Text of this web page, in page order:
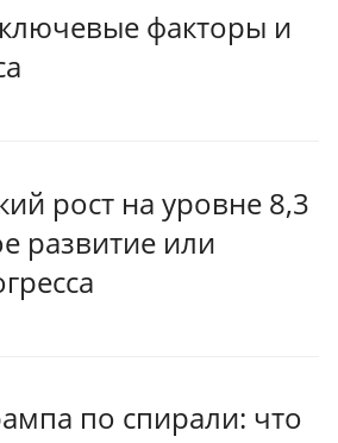
факторы и
рост на уровне 8,3
развитие или
по спирали: что